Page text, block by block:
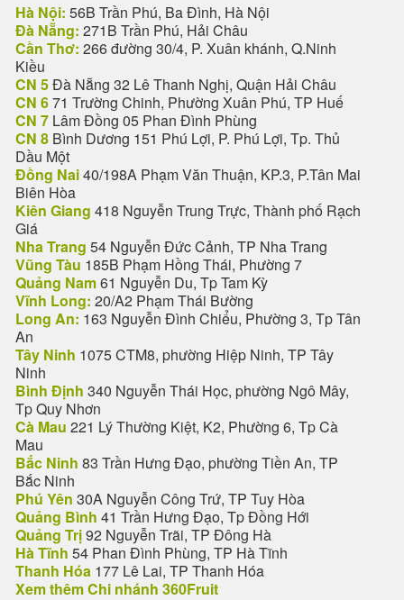
Hà Nội: 56B Trần Phú, Ba Đình, Hà Nội
Đà Nẵng: 271B Trần Phú, Hải Châu
Cần Thơ: 266 đường 30/4, P. Xuân khánh, Q.Ninh
Kiều
CN 5Đà Nẵng 32 Lê Thanh Nghị, Quận Hải Châu
CN 671 Trường Chinh, Phường Xuân Phú, TP Huế
CN 7 Lâm Đồng 05 Phan Đình Phùng
CN 8 Bình Dương 151 Phú Lợi, P. Phú Lợi, Tp. Thủ
Dầu Một
Đồng Nai40/198A Phạm Văn Thuận, KP.3, P.Tân Mai
Biên Hòa
Kiên Giang 418 Nguyễn Trung Trực, Thành phố Rạch
Giá
Nha Trang 54 Nguyễn Đức Cảnh, TP Nha Trang
Vũng Tàu 185B Phạm Hồng Thái, Phường 7
Quảng Nam61 Nguyễn Du, Tp Tam Kỳ
Vĩnh Long: 20/A2 Phạm Thái Bường
Long An: 163 Nguyễn Đình Chiểu, Phường 3, Tp Tân
An
Tây Ninh 1075 CTM8, phường Hiệp Ninh, TP Tây
Ninh
Bình Định 340 Nguyễn Thái Học, phường Ngô Mây,
Tp Quy Nhơn
Cà Mau 221 Lý Thường Kiệt, K2, Phường 6, Tp Cà
Mau
Bắc Ninh 83 Trần Hưng Đạo, phường Tiền An, TP
Bắc Ninh
Phú Yên 30A Nguyễn Công Trứ, TP Tuy Hòa
Quảng Bình 41 Trần Hưng Đạo, Tp Đồng Hới
Quảng Trị92 Nguyễn Trãi, TP Đông Hà
Hà Tĩnh 54 Phan Đình Phùng, TP Hà Tĩnh
Thanh Hóa 177 Lê Lai, TP Thanh Hóa
Xem thêm Chi nhánh 360Fruit